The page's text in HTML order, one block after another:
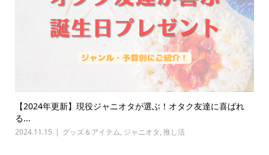
【2024年更新】現役ジャニオタが選ぶ！オタク友達に喜ばれ
る...
2024.11.15 グッズ＆アイテム, ジャニオタ, 推し活